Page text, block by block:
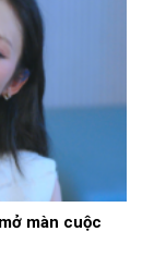
màn cuộc